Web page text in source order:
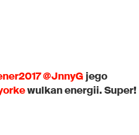
@JnnyG jego
wulkan energii. Super!